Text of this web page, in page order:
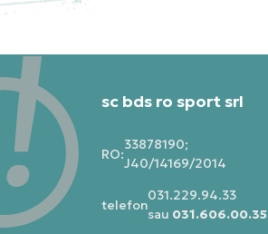
sc bds ro sport srl
RO:
33878190;
J40/14169/2014
telefon:
031.229.94.33
sau 031.606.00.35